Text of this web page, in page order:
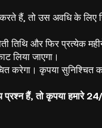
हैं, तो उस अवधि के लिए
और फिर प्रत्येक
लिया जाएगा।
करेगा। कृपया
हैं, तो कृपया हमारे